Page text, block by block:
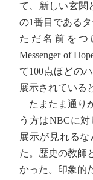
て、新しい玄関
の1番目である
ただ名前をつ
Messenger of
て100点ほどの
展示されている
たまたま通り
う方はNBCに
展示が見れる
た。歴史の教師
かった。印象的